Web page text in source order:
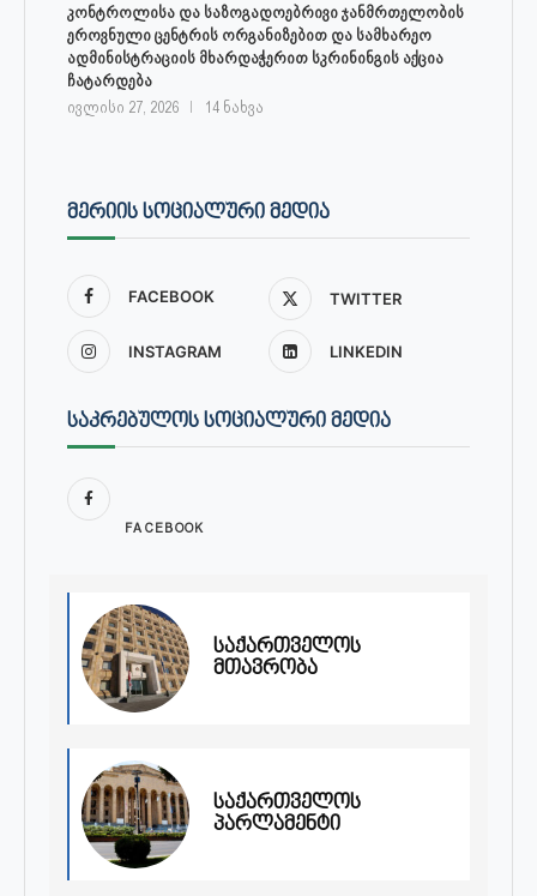
კონტროლისა და საზოგადოებრივი ჯანმრთელობის
ეროვნული ცენტრის ორგანიზებით და სამხარეო
ადმინისტრაციის მხარდაჭერით სკრინინგის აქცია
ჩატარდება
ივლისი 27, 2026 14 ნახვა
ᲛᲔᲠᲘᲘᲡ ᲡᲝᲪᲘᲐᲚᲣᲠᲘ ᲛᲔᲓᲘᲐ
FACEBOOK TWITTER
INSTAGRAM LINKEDIN
ᲡᲐᲙᲠᲔᲑᲣᲚᲝᲡ ᲡᲝᲪᲘᲐᲚᲣᲠᲘ ᲛᲔᲓᲘᲐ
FACEBOOK
საქართველოს
მთავრობა
საქართველოს
პარლამენტი